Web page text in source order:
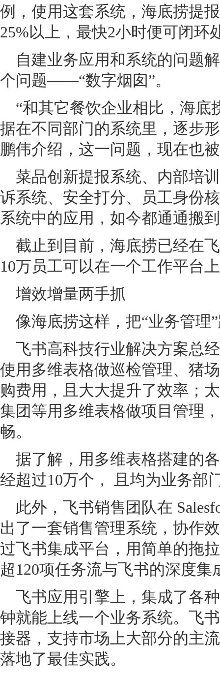
例，使用这套系统，海底捞提
25%以上，最快2小时便可闭环
自建业务应用和系统的问题
个问题——“数字烟囱”。
“和其它餐饮企业相比，海
据在不同部门的系统里，逐步
鹏伟介绍，这一问题，现在也
菜品创新提报系统、内部培
诉系统、安全打分、员工身份
系统中的应用，如今都通通搬
截止到目前，海底捞已经在
10万员工可以在一个工作平台
增效增量两手抓
像海底捞这样，把“业务管理
飞书高科技行业解决方案总
使用多维表格做巡检管理、猪
购费用，且大大提升了效率；
集团等用多维表格做项目管理
畅。
据了解，用多维表格搭建的
经超过10万个， 且均为业务部
此外，飞书销售团队在
出了一套销售管理系统，协作
过飞书集成平台，用简单的拖
超120项任务流与飞书的深度集
飞书应用引擎上，集成了各
钟就能上线一个业务系统。飞
接器，支持市场上大部分的主
落地了最佳实践。